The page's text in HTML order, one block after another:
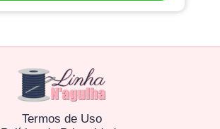
Termos de Uso